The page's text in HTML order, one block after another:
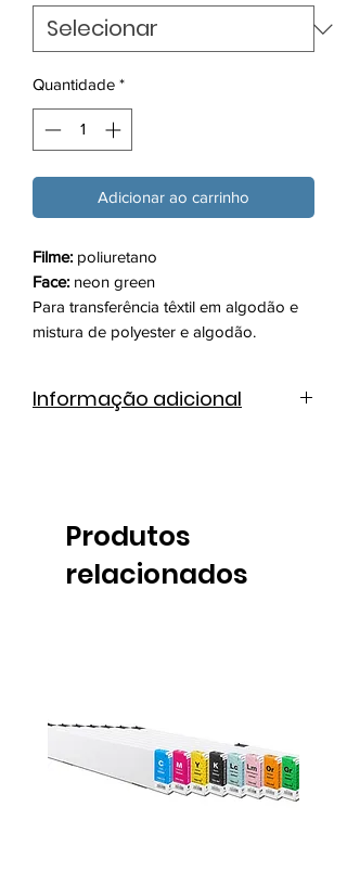
Quantidade *
Adicionar ao carrinho
Filme: poliuretano
Face: neon green
Para transferência têxtil em algodão e
mistura de polyester e algodão.
Informação adicional
Produtos
relacionados